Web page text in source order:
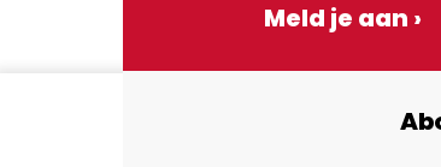
Meld je aan ›